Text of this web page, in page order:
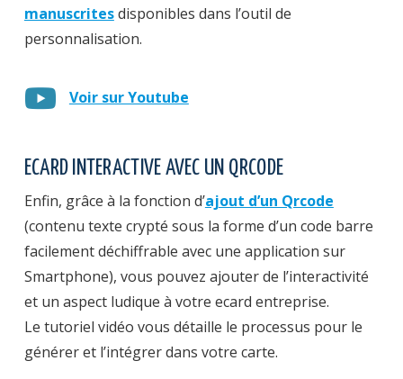
manuscritesdisponibles dans l’outil de
personnalisation.
Voir sur Youtube
ECARD INTERACTIVE AVEC UN QRCODE
Enfin, grâce à la fonction d’ajout d’un Qrcode
(contenu texte crypté sous la forme d’un code barre
facilement déchiffrable avec une application sur
Smartphone), vous pouvez ajouter de l’interactivité
et un aspect ludique à votre ecard entreprise.
Le tutoriel vidéo vous détaille le processus pour le
générer et l’intégrer dans votre carte.